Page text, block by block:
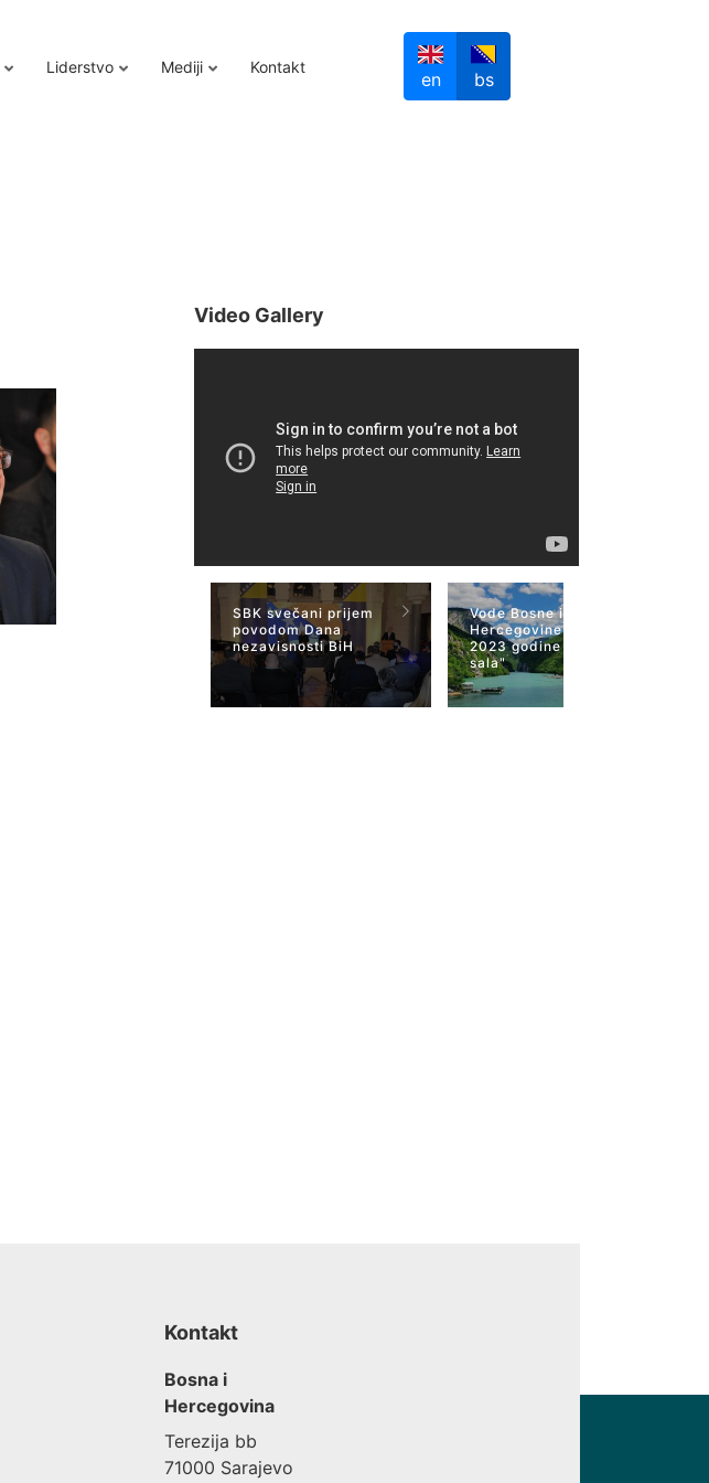
Liderstvo Mediji Kontakt
en bs
Video Gallery
SBK svečani prijem
povodom Dana
nezavisnosti BiH
Vode Bosne i
Hercegovine 22 mart
2023 godine "Plava
sala"
Kontakt
Bosna i
Hercegovina
Terezija bb
71000 Sarajevo